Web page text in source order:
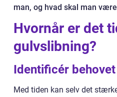
man, og hvad skal man
Hvornår er det
gulvslibning?
Identificér
Med tiden kan selv det